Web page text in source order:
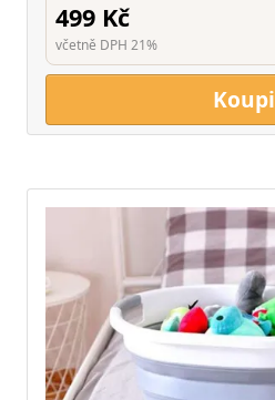
499 Kč
včetně DPH 21%